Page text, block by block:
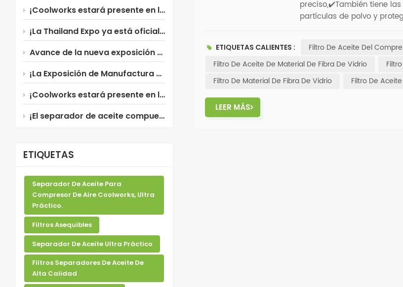
¡Coolworks estará presente en la Exposición Industrial de Rusia!
¡La Thailand Expo ya está oficialmente abierta! ¡Coolworks te está esperando!
Avance de la nueva exposición de Coolworks: ¡Rusia!
¡La Exposición de Manufactura 2026 en Tailandia está a punto de comenzar!
¡Coolworks estará presente en la Manufacturing Expo 2026 en Tailandia!
¡El separador de aceite compuesto de Coolworks, recientemente mejorado, ya está disponible!
ETIQUETAS
Separador De Aceite Para
Compresor De Aire Coolworks, Ultra
Práctico.
Filtros Asequibles
Separador De Aceite Ultra Práctico
Filtros Separadores De Aceite De
Alta Calidad
preciso,✔️También tiene
partículas de polvo y
en la elección.
ETIQUETAS CALIENTES :
Filtro De Aceite Del
Filtro De Aceite De Material De Fibra De Vidrio
Filtro De Material De Fibra De Vidrio
Filtro De
LEER MÁS